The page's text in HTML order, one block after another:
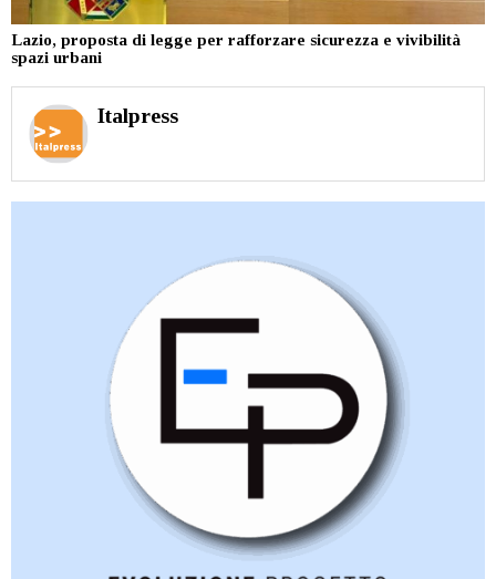
Lazio, proposta di legge per rafforzare sicurezza e vivibilità
spazi urbani
Italpress